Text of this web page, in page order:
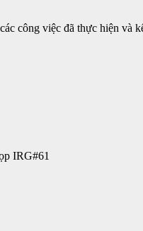
công việc đã thực hiện và
IRG#61